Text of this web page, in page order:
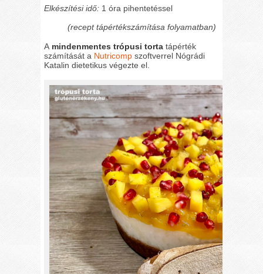
Elkészítési idő: 1 óra pihentetéssel
(recept tápértékszámítása folyamatban)
A mindenmentes trópusi torta tápérték
számítását a Nutricomp szoftverrel Nógrádi
Katalin dietetikus végezte el.